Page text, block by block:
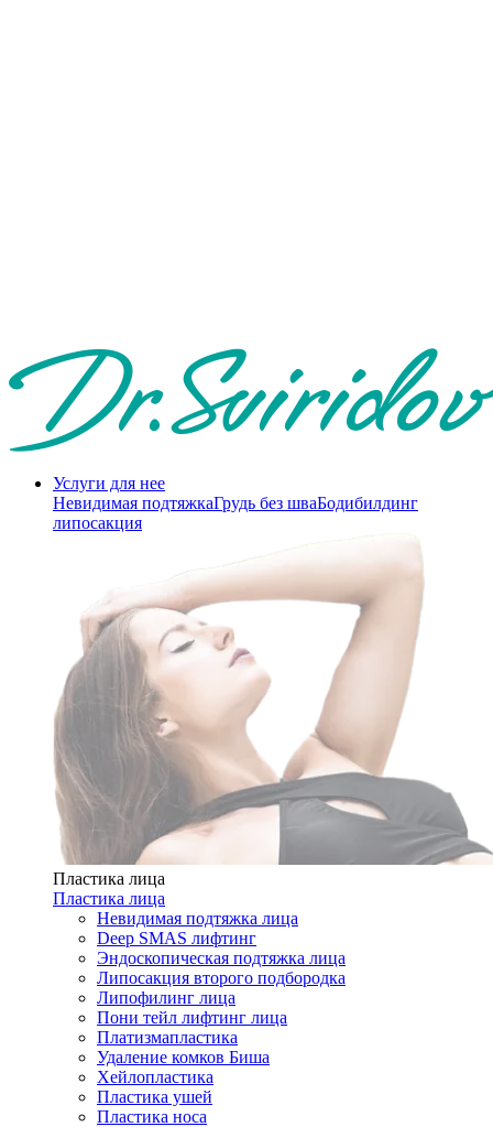
Услуги для нее
Невидимая подтяжкаГрудь без шваБодибилдинг
липосакция
Пластика лица
Пластика лица
Невидимая подтяжка лица
Deep SMAS лифтинг
Эндоскопическая подтяжка лица
Липосакция второго подбородка
Липофилинг лица
Пони тейл лифтинг лица
Платизмапластика
Удаление комков Биша
Хейлопластика
Пластика ушей
Пластика носа